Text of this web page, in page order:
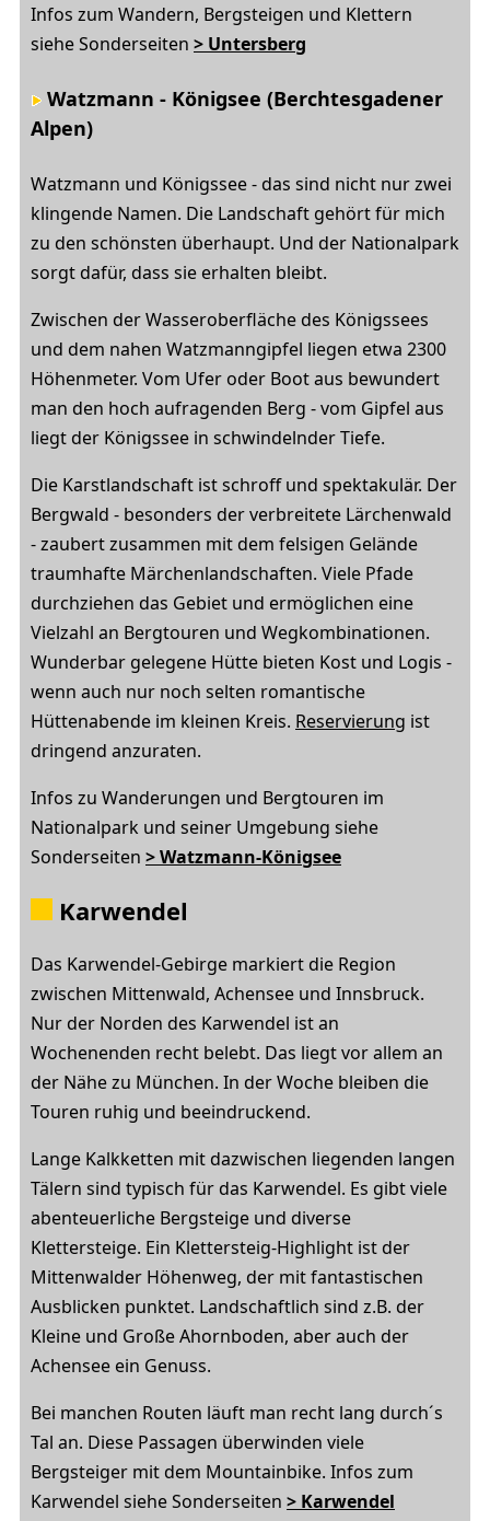
Infos zum Wandern, Bergsteigen und Klettern
siehe Sonderseiten > Untersberg
Watzmann - Königsee (Berchtesgadener
Alpen)
Watzmann und Königssee - das sind nicht nur zwei
klingende Namen. Die Landschaft gehört für mich
zu den schönsten überhaupt. Und der Nationalpark
sorgt dafür, dass sie erhalten bleibt.
Zwischen der Wasseroberfläche des Königssees
und dem nahen Watzmanngipfel liegen etwa 2300
Höhenmeter. Vom Ufer oder Boot aus bewundert
man den hoch aufragenden Berg - vom Gipfel aus
liegt der Königssee in schwindelnder Tiefe.
Die Karstlandschaft ist schroff und spektakulär. Der
Bergwald - besonders der verbreitete Lärchenwald
- zaubert zusammen mit dem felsigen Gelände
traumhafte Märchenlandschaften. Viele Pfade
durchziehen das Gebiet und ermöglichen eine
Vielzahl an Bergtouren und Wegkombinationen.
Wunderbar gelegene Hütte bieten Kost und Logis -
wenn auch nur noch selten romantische
Hüttenabende im kleinen Kreis. Reservierung ist
dringend anzuraten.
Infos zu Wanderungen und Bergtouren im
Nationalpark und seiner Umgebung siehe
Sonderseiten > Watzmann-Königsee
Karwendel
Das Karwendel-Gebirge markiert die Region
zwischen Mittenwald, Achensee und Innsbruck.
Nur der Norden des Karwendel ist an
Wochenenden recht belebt. Das liegt vor allem an
der Nähe zu München. In der Woche bleiben die
Touren ruhig und beeindruckend.
Lange Kalkketten mit dazwischen liegenden langen
Tälern sind typisch für das Karwendel. Es gibt viele
abenteuerliche Bergsteige und diverse
Klettersteige. Ein Klettersteig-Highlight ist der
Mittenwalder Höhenweg, der mit fantastischen
Ausblicken punktet. Landschaftlich sind z.B. der
Kleine und Große Ahornboden, aber auch der
Achensee ein Genuss.
Bei manchen Routen läuft man recht lang durch´s
Tal an. Diese Passagen überwinden viele
Bergsteiger mit dem Mountainbike. Infos zum
Karwendel siehe Sonderseiten > Karwendel